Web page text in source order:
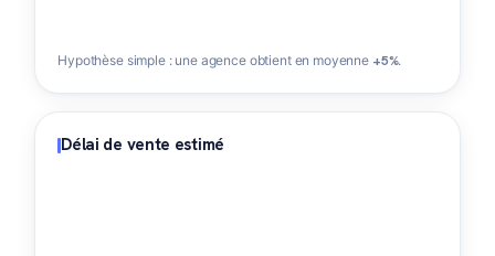
Hypothèse simple : une agence obtient en moyenne +5%.
Délai de vente estimé